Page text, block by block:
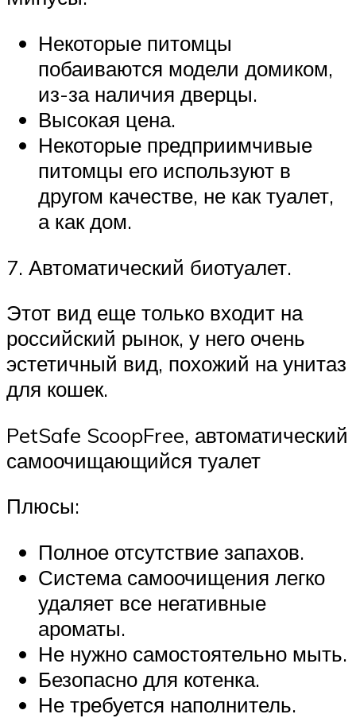
Некоторые питомцы
побаиваются модели домиком,
из-за наличия дверцы.
Высокая цена.
Некоторые предприимчивые
питомцы его используют в
другом качестве, не как туалет,
а как дом.
7. Автоматический биотуалет.
Этот вид еще только входит на
российский рынок, у него очень
эстетичный вид, похожий на унитаз
для кошек.
PetSafe ScoopFree, автоматический
самоочищающийся туалет
Плюсы:
Полное отсутствие запахов.
Система самоочищения легко
удаляет все негативные
ароматы.
Не нужно самостоятельно мыть.
Безопасно для котенка.
Не требуется наполнитель.